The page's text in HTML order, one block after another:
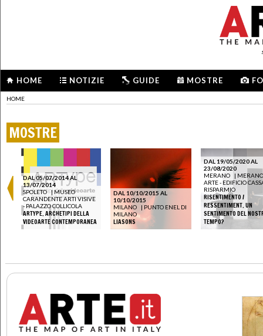
HOME NOTIZIE GUIDE MOSTRE
HOME
MOSTRE
DAL 05/07/2014 AL
13/07/2014
SPOLETO | MUSEO
CARANDENTE ARTI VISIVE
- PALAZZO COLLICOLA
ARTYPE. ARCHETIPI DELLA
VIDEOARTE CONTEMPORANEA
DAL 10/10/2015 AL
10/10/2015
MILANO
| PUNTO ENEL DI
MILANO
LIASONS
DAL 19/05/2020 AL
23/08/2020
MERANO
| MERANO
ARTE - EDIFICIO
RISPARMIO
RISENTIMENTO /
RESSENTIMENT. UN
SENTIMENTO DEL
TEMPO?